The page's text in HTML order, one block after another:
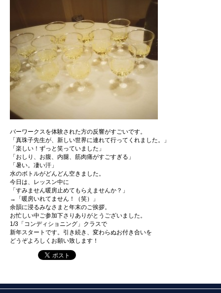
バーワークスを体験された方の反響がすごいです。
「真珠子先生が、新しい世界に連れて行ってくれました。」
「楽しい！ずっと笑っていました」
「おしり、お腹、内腿、筋肉痛がすごすぎる」
「暑い。凄い汗」
水のボトルがどんどん空きました。
今日は、レッスン中に
「すみません暖房止めてもらえませんか？」
→「暖房いれてません！（笑）」
余韻に浸るみなさまと年末のご挨拶。
お忙しい中ご参加下さりありがとうございました。
1/3「コンディショニング」クラスで
新年スタートです。引き続き、変わらぬお付き合いを
どうぞよろしくお願い致します！